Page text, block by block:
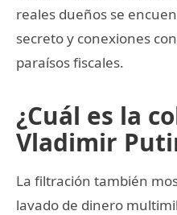
reales dueños se
secreto y conexiones
paraísos fiscales.
¿Cuál es la
Vladimir
La filtración también
lavado de dinero